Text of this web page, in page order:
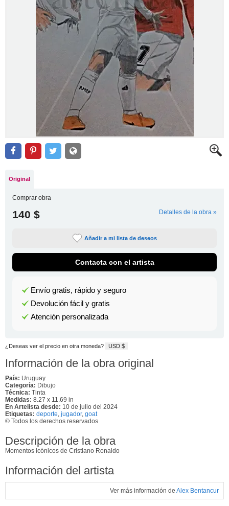
Original
Comprar obra
140 $ Detalles de la obra »
Añadir a mi lista de deseos
Contacta con el artista
Envío gratis, rápido y seguro
Devolución fácil y gratis
Atención personalizada
¿Deseas ver el precio en otra moneda? USD $
Información de la obra original
País: Uruguay
Categoría: Dibujo
Técnica: Tinta
Medidas: 8.27 x 11.69 in
En Artelista desde: 10 de julio del 2024
Etiquetas: deporte, jugador, goat
© Todos los derechos reservados
Descripción de la obra
Momentos icónicos de Cristiano Ronaldo
Información del artista
Ver más información de Alex Bentancur